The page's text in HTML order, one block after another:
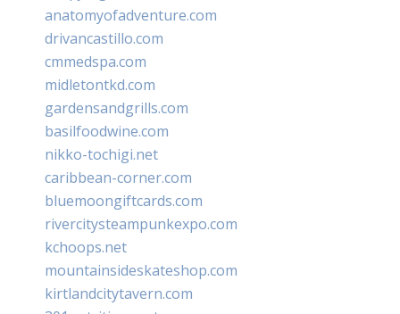
anatomyofadventure.com
drivancastillo.com
cmmedspa.com
midletontkd.com
gardensandgrills.com
basilfoodwine.com
nikko-tochigi.net
caribbean-corner.com
bluemoongiftcards.com
rivercitysteampunkexpo.com
kchoops.net
mountainsideskateshop.com
kirtlandcitytavern.com